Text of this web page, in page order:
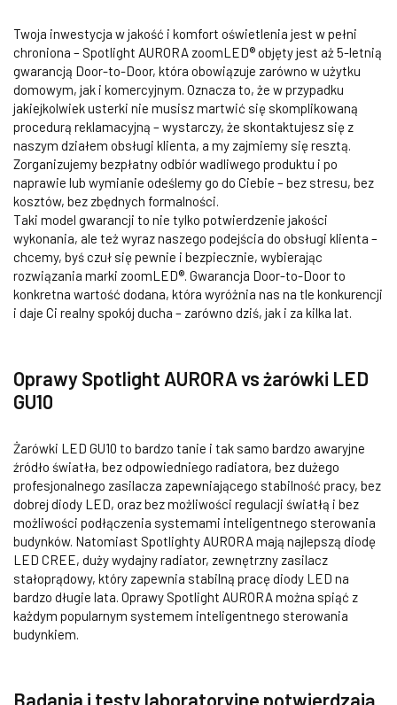
Twoja inwestycja w jakość i komfort oświetlenia jest w pełni
chroniona – Spotlight AURORA zoomLED® objęty jest aż 5-letnią
gwarancją Door-to-Door, która obowiązuje zarówno w użytku
domowym, jak i komercyjnym. Oznacza to, że w przypadku
jakiejkolwiek usterki nie musisz martwić się skomplikowaną
procedurą reklamacyjną – wystarczy, że skontaktujesz się z
naszym działem obsługi klienta, a my zajmiemy się resztą.
Zorganizujemy bezpłatny odbiór wadliwego produktu i po
naprawie lub wymianie odeślemy go do Ciebie – bez stresu, bez
kosztów, bez zbędnych formalności.
Taki model gwarancji to nie tylko potwierdzenie jakości
wykonania, ale też wyraz naszego podejścia do obsługi klienta –
chcemy, byś czuł się pewnie i bezpiecznie, wybierając
rozwiązania marki zoomLED®. Gwarancja Door-to-Door to
konkretna wartość dodana, która wyróżnia nas na tle konkurencji
i daje Ci realny spokój ducha – zarówno dziś, jak i za kilka lat.
Oprawy Spotlight AURORA vs żarówki LED
GU10
Żarówki LED GU10 to bardzo tanie i tak samo bardzo awaryjne
źródło światła, bez odpowiedniego radiatora, bez dużego
profesjonalnego zasilacza zapewniającego stabilność pracy, bez
dobrej diody LED, oraz bez możliwości regulacji światłą i bez
możliwości podłączenia systemami inteligentnego sterowania
budynków. Natomiast Spotlighty AURORA mają najlepszą diodę
LED CREE, duży wydajny radiator, zewnętrzny zasilacz
stałoprądowy, który zapewnia stabilną pracę diody LED na
bardzo długie lata. Oprawy Spotlight AURORA można spiąć z
każdym popularnym systemem inteligentnego sterowania
budynkiem.
Badania i testy laboratoryjne potwierdzają